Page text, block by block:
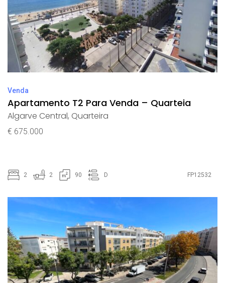
Venda
Apartamento T2 Para Venda – Quarteia
Algarve Central, Quarteira
€ 675.000
2 2 90 D FP12532